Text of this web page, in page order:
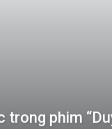
trong phim